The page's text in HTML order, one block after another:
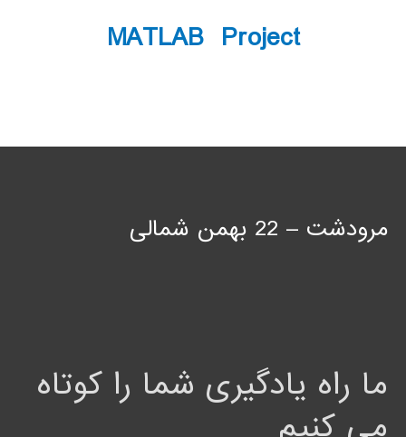
MATLAB Project
مرودشت – 22 بهمن شمالی
ما راه یادگیری شما را کوتاه